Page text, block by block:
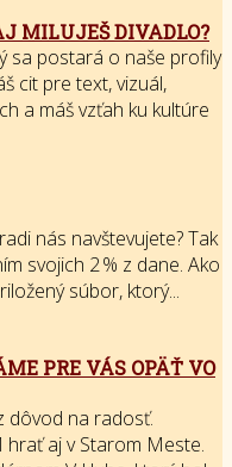
MILUJEŠ DIVADLO?
sa postará o naše profily
cit pre text, vizuál,
a máš vzťah ku kultúre
nás navštevujete? Tak
svojich 2 % z dane. Ako
súbor, ktorý...
PRE VÁS OPÄŤ VO
dôvod na radosť.
aj v Starom Meste.